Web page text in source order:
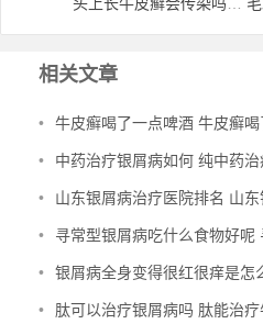
相关文章
• 牛皮癣喝了一点啤酒 牛皮癣
• 中药治疗银屑病如何 纯中药
• 山东银屑病治疗医院排名 山
• 寻常型银屑病吃什么食物好呢 寻
• 银屑病全身变得很红很痒是怎么
• 肽可以治疗银屑病吗 肽能治